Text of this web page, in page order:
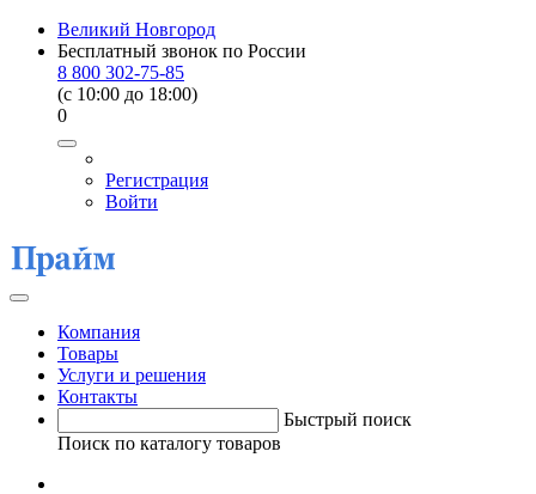
Великий Новгород
Бесплатный звонок по России
8 800 302-75-85
(c 10:00 до 18:00)
0
Регистрация
Войти
Компания
Товары
Услуги и решения
Контакты
Быстрый поиск
Поиск по каталогу товаров